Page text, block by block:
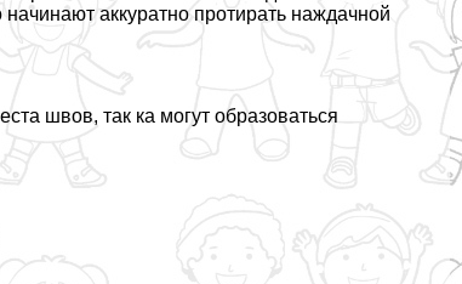
аккуратно протирать наждачной
швов, так ка могут образоваться